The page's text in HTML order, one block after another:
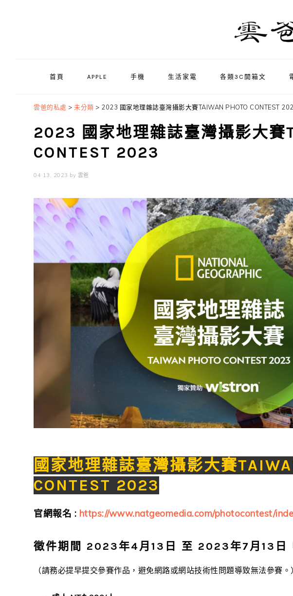
首頁 APPLE 手機 生活家電 各類3C開箱文
雲爸的私處 > 未分類 > 2023 國家地理雜誌臺灣攝影大賽TAIWAN PHOTO CONTEST
2023 國家地理雜誌臺灣攝影大賽
CONTEST 2023
04 13, 2023 by 雲爸
國家地理雜誌臺灣攝影大賽
CONTEST 2023
官網報名 : https://www.natgeomedia.com/photocontest/
徵件期間 2023年4月13日 至 2023年7月13日
（請務必提早提交參賽作品，避免網路或網站技術性問題導致無法參賽。